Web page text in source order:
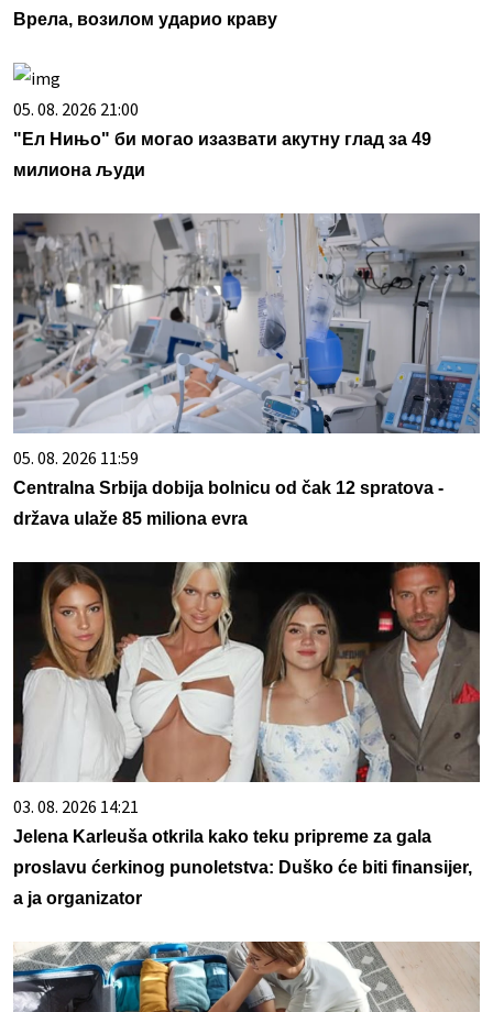
Врела, возилом ударио краву
05. 08. 2026 21:00
"Ел Нињо" би могао изазвати акутну глад за 49
милиона људи
05. 08. 2026 11:59
Centralna Srbija dobija bolnicu od čak 12 spratova -
država ulaže 85 miliona evra
03. 08. 2026 14:21
Jelena Karleuša otkrila kako teku pripreme za gala
proslavu ćerkinog punoletstva: Duško će biti finansijer,
a ja organizator